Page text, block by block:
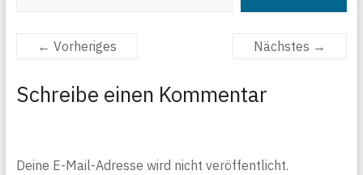
← Vorheriges Nächstes →
Schreibe einen Kommentar
Deine E-Mail-Adresse wird nicht veröffentlicht.